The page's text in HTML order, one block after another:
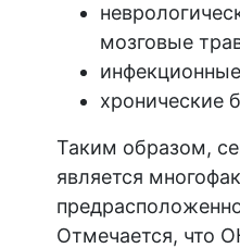
мозговые
хронические
Таким образом,
является
Отмечается, что